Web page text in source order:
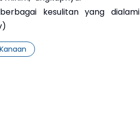
kesulitan yang dialami